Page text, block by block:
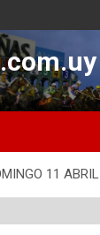
11 ABRIL